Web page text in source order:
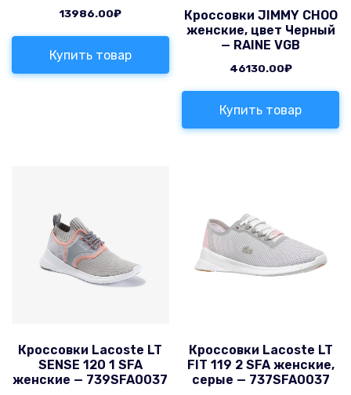
13986.00₽
Купить товар
Кроссовки JIMMY CHOO
женские, цвет Черный
— RAINE VGB
46130.00₽
Купить товар
Кроссовки Lacoste LT
SENSE 120 1 SFA
женские — 739SFA0037
Кроссовки Lacoste LT
FIT 119 2 SFA женские,
серые — 737SFA0037